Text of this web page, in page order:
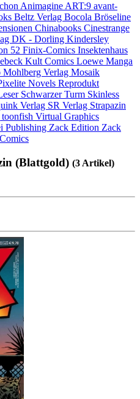
Animagine ART:9 avant-
Beltz Verlag Bocola Bröseline
Chinabooks Cinestrange
DK - Dorling Kindersley
52 Finix-Comics Insektenhaus
Kult Comics Loewe Manga
Mohlberg Verlag Mosaik
Novels Reprodukt
Schwarzer Turm Skinless
Verlag SR Verlag Strapazin
toonfish Virtual Graphics
Publishing Zack Edition Zack
(Blattgold) (3 Artikel)